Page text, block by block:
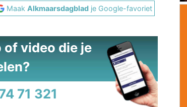
MaakAlkmaarsdagblad je Google-favoriet
of video die je
71 321